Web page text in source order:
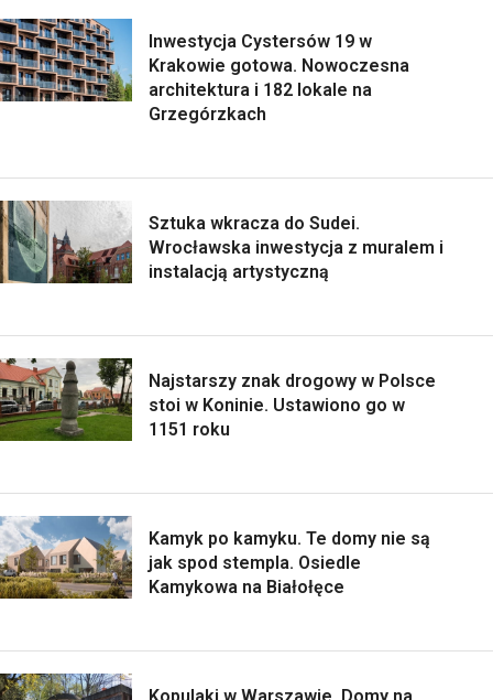
Inwestycja Cystersów 19 w
Krakowie gotowa. Nowoczesna
architektura i 182 lokale na
Grzegórzkach
Sztuka wkracza do Sudei.
Wrocławska inwestycja z muralem i
instalacją artystyczną
Najstarszy znak drogowy w Polsce
stoi w Koninie. Ustawiono go w
1151 roku
Kamyk po kamyku. Te domy nie są
jak spod stempla. Osiedle
Kamykowa na Białołęce